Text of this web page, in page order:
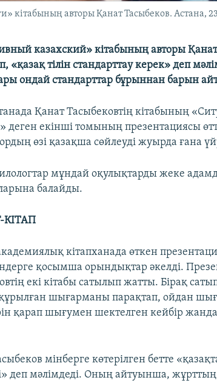
кітабының авторы Қанат Тасыбеков. Астана,
казахский» кітабының авторы
«қазақ тілін стандарттау керек» деп
ондай стандарттар бұрыннан барын
Қанат Тасыбековтің кітабының
деген екінші томының презентациясы
өзі қазақша сөйлеуді жуырда ғана
мұндай оқулықтарды жеке
балайды.
кітапханада өткен
қосымша орындықтар әкелді.
екі кітабы сатылып жатты. Бірақ
шығарманы парақтап, ойдан
қарап шығумен шектелген кейбір
мінберге көтерілген бетте
деп мәлімдеді. Оның айтуынша, жұрттың